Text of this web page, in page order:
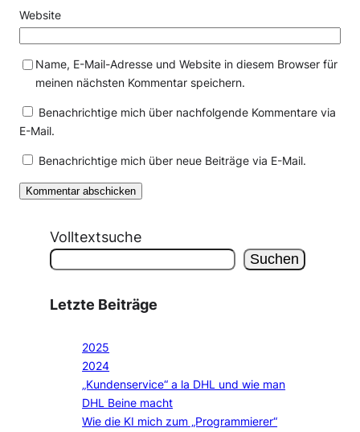
Website
Name, E-Mail-Adresse und Website in diesem Browser für
meinen nächsten Kommentar speichern.
Benachrichtige mich über nachfolgende Kommentare via
E-Mail.
Benachrichtige mich über neue Beiträge via E-Mail.
Volltextsuche
Suchen
Letzte Beiträge
2025
2024
„Kundenservice“ a la DHL und wie man
DHL Beine macht
Wie die KI mich zum „Programmierer“